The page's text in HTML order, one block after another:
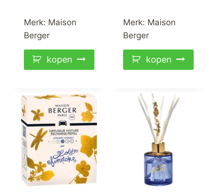
Merk: Maison
Berger
kopen
Merk: Maison
Berger
kopen